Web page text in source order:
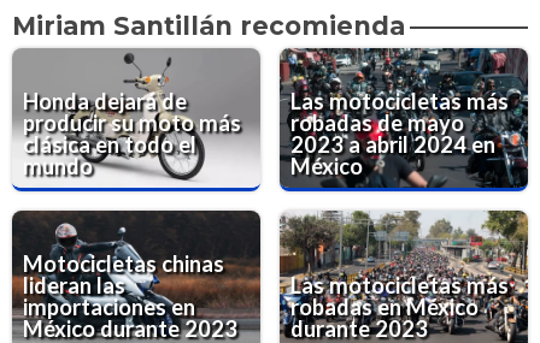
Miriam Santillán recomienda
Honda dejará de
producir su moto más
clásica en todo el
mundo
Las motocicletas más
robadas de mayo
2023 a abril 2024 en
México
Motocicletas chinas
lideran las
importaciones en
México durante 2023
Las motocicletas más
robadas en México
durante 2023